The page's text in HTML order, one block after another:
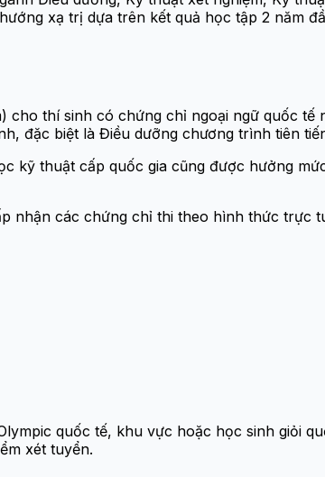
xạ trị dựa trên kết quả học tập 2 năm
thí sinh có chứng chỉ ngoại ngữ quốc tế
đặc biệt là Điều dưỡng chương trình tiên
kỹ thuật cấp quốc gia cũng được hưởng
nhận các chứng chỉ thi theo hình thức trực
quốc tế, khu vực hoặc học sinh giỏi
xét tuyển.